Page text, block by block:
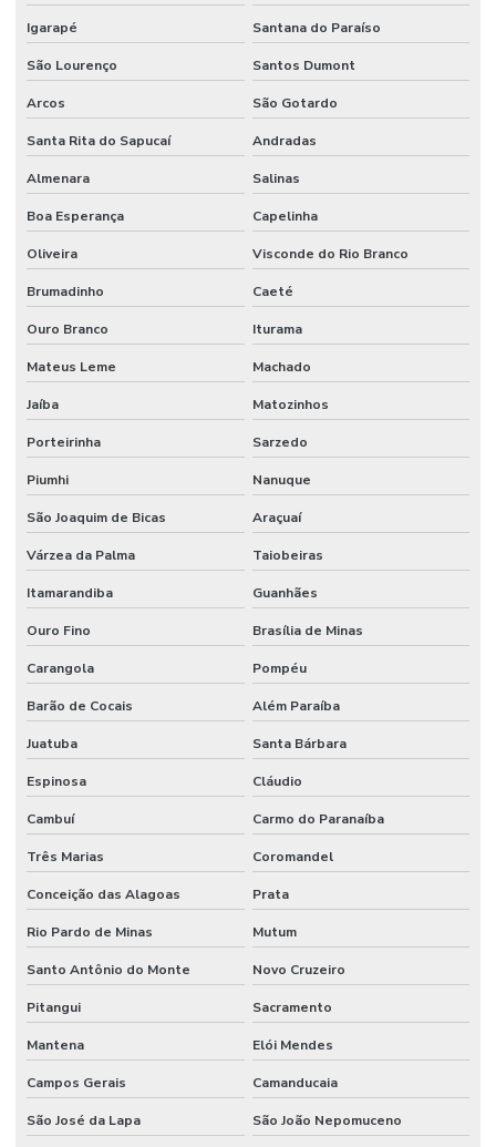
Igarapé Santana do Paraíso
São Lourenço Santos Dumont
Arcos São Gotardo
Santa Rita do Sapucaí Andradas
Almenara Salinas
Boa Esperança Capelinha
Oliveira Visconde do Rio Branco
Brumadinho Caeté
Ouro Branco Iturama
Mateus Leme Machado
Jaíba Matozinhos
Porteirinha Sarzedo
Piumhi Nanuque
São Joaquim de Bicas Araçuaí
Várzea da Palma Taiobeiras
Itamarandiba Guanhães
Ouro Fino Brasília de Minas
Carangola Pompéu
Barão de Cocais Além Paraíba
Juatuba Santa Bárbara
Espinosa Cláudio
Cambuí Carmo do Paranaíba
Três Marias Coromandel
Conceição das Alagoas Prata
Rio Pardo de Minas Mutum
Santo Antônio do Monte Novo Cruzeiro
Pitangui Sacramento
Mantena Elói Mendes
Campos Gerais Camanducaia
São José da Lapa São João Nepomuceno